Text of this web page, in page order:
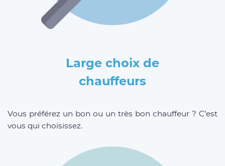
Large choix de
chauffeurs
Vous préférez un bon ou un très bon chauffeur ? C’est
vous qui choisissez.